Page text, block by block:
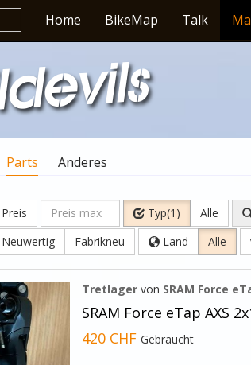
Home BikeMap Talk
Parts Anderes
Preis Typ(1)
Alle
Neuwertig Fabrikneu Land Alle
Tretlager von SRAM Force
SRAM Force eTap AXS
420 CHFGebraucht